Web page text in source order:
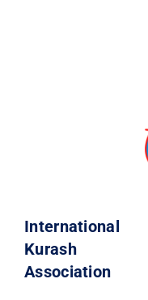
International
Kurash
Association